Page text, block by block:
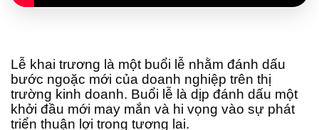
Lễ khai trương là một buổi lễ nhằm đánh dấu
bước ngoặc mới của doanh nghiệp trên thị
trường kinh doanh. Buổi lễ là dịp đánh dấu một
khởi đầu mới may mắn và hi vọng vào sự phát
triển thuận lợi trong tương lai.